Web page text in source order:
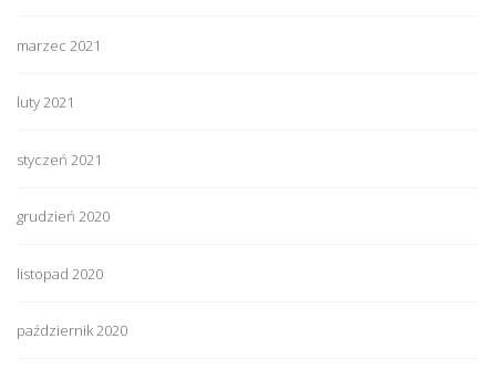
marzec 2021
luty 2021
styczeń 2021
grudzień 2020
listopad 2020
październik 2020